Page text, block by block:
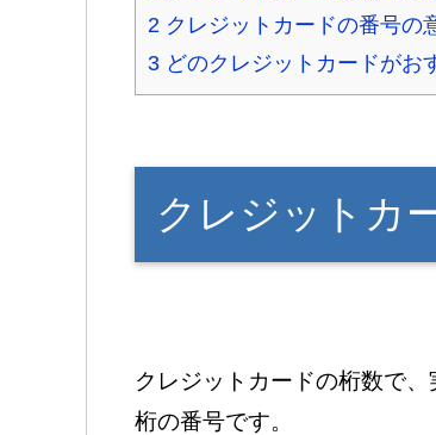
2 クレジットカードの番号の
3 どのクレジットカードがお
クレジットカ
クレジットカードの桁数で
桁の番号です。